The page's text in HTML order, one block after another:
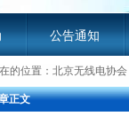
公告通知
平台
的位置： 北京无线电协会
正文